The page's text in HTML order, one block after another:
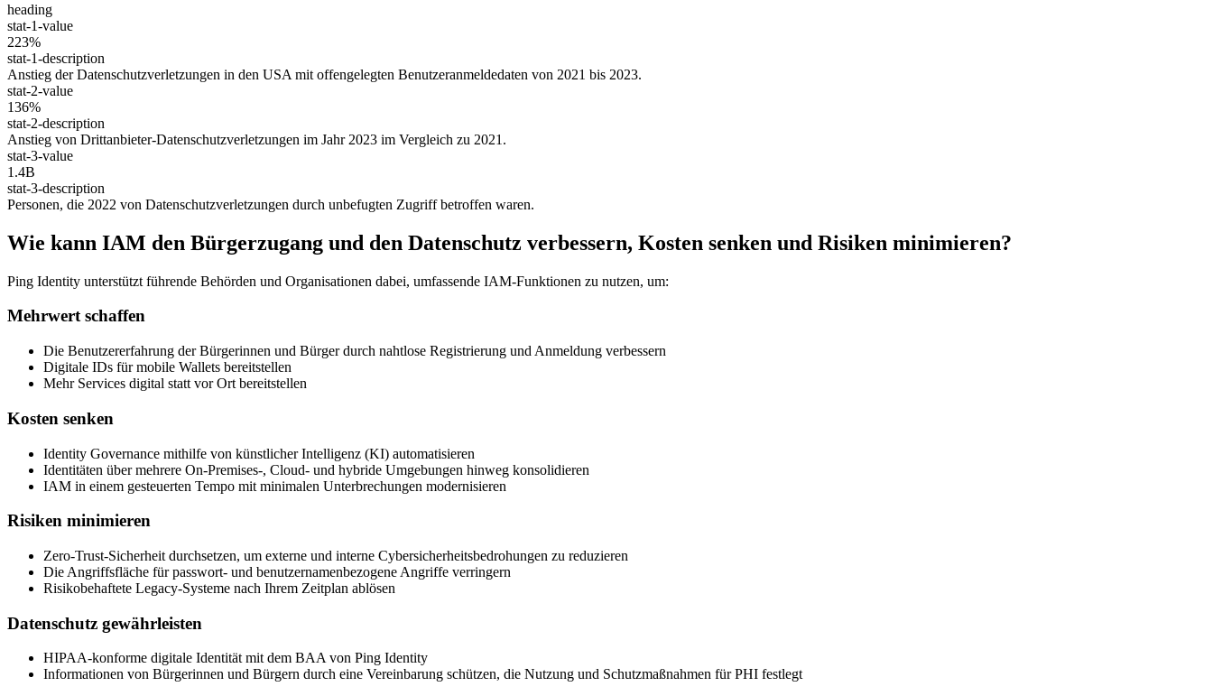
heading
stat-1-value
223%
stat-1-description
Anstieg der Datenschutzverletzungen in den USA mit offengelegten Benutzeranmeldedaten von 2021 bis 2023.
stat-2-value
136%
stat-2-description
Anstieg von Drittanbieter-Datenschutzverletzungen im Jahr 2023 im Vergleich zu 2021.
stat-3-value
1.4B
stat-3-description
Personen, die 2022 von Datenschutzverletzungen durch unbefugten Zugriff betroffen waren.
Wie kann IAM den Bürgerzugang und den Datenschutz verbessern, Kosten senken und Risiken minimieren?
Ping Identity unterstützt führende Behörden und Organisationen dabei, umfassende IAM-Funktionen zu nutzen, um:
Mehrwert schaffen
Die Benutzererfahrung der Bürgerinnen und Bürger durch nahtlose Registrierung und Anmeldung verbessern
Digitale IDs für mobile Wallets bereitstellen
Mehr Services digital statt vor Ort bereitstellen
Kosten senken
Identity Governance mithilfe von künstlicher Intelligenz (KI) automatisieren
Identitäten über mehrere On-Premises-, Cloud- und hybride Umgebungen hinweg konsolidieren
IAM in einem gesteuerten Tempo mit minimalen Unterbrechungen modernisieren
Risiken minimieren
Zero-Trust-Sicherheit durchsetzen, um externe und interne Cybersicherheitsbedrohungen zu reduzieren
Die Angriffsfläche für passwort- und benutzernamenbezogene Angriffe verringern
Risikobehaftete Legacy-Systeme nach Ihrem Zeitplan ablösen
Datenschutz gewährleisten
HIPAA-konforme digitale Identität mit dem BAA von Ping Identity
Informationen von Bürgerinnen und Bürgern durch eine Vereinbarung schützen, die Nutzung und Schutzmaßnahmen für PHI festlegt